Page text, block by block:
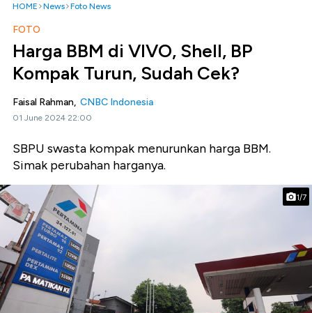
HOME News Foto News
FOTO
Harga BBM di VIVO, Shell, BP
Kompak Turun, Sudah Cek?
Faisal Rahman, CNBC Indonesia
01 June 2024 22:00
SBPU swasta kompak menurunkan harga BBM.
Simak perubahan harganya.
1/7